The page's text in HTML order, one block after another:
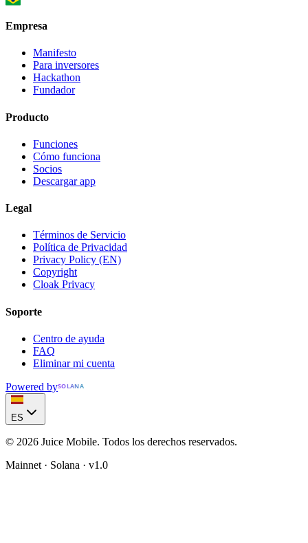
Empresa
Manifesto
Para inversores
Hackathon
Fundador
Producto
Funciones
Cómo funciona
Socios
Descargar app
Legal
Términos de Servicio
Política de Privacidad
Privacy Policy (EN)
Copyright
Cloak Privacy
Soporte
Centro de ayuda
FAQ
Eliminar mi cuenta
Powered bySOLANA
ES
© 2026 Juice Mobile. Todos los derechos reservados.
Mainnet · Solana · v1.0